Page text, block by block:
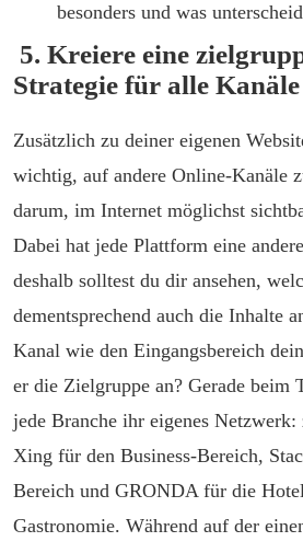
besonders und was
5. Kreiere eine
Strategie für alle Kanäle
Zusätzlich zu deiner eigenen
wichtig, auf andere Online-Kanäle
darum, im Internet möglichst
Dabei hat jede Plattform eine
deshalb solltest du dir ansehen,
dementsprechend auch die Inhalte
Kanal wie den Eingangsbereich
er die Zielgruppe an? Gerade beim
jede Branche ihr eigenes
Xing für den Business-Bereich,
Bereich und GRONDA für die
Gastronomie. Während auf der